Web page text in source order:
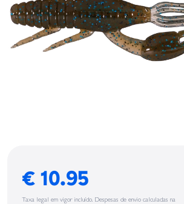
€ 10.95
Taxa legal em vigor incluído. Despesas de envio calculadas na